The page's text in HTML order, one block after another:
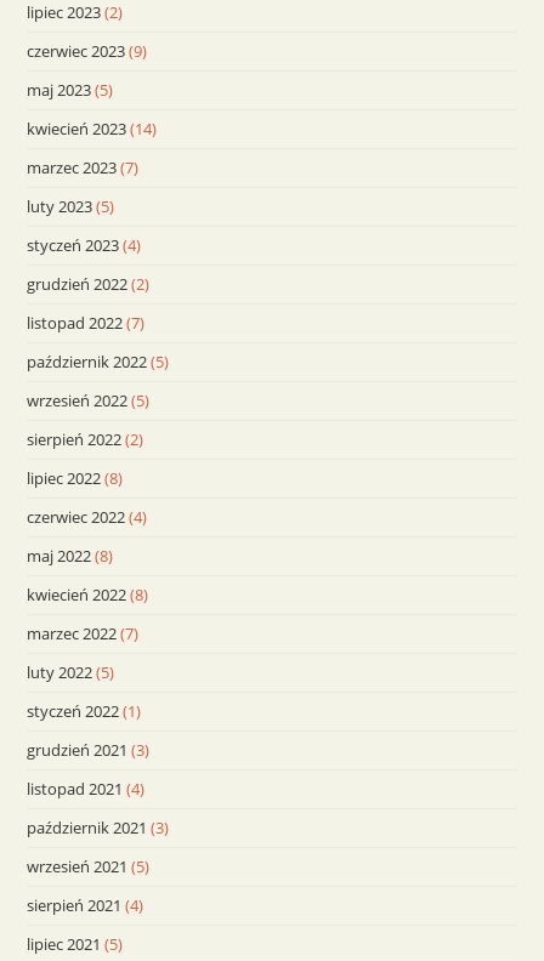
lipiec 2023(2)
czerwiec 2023(9)
maj 2023(5)
kwiecień 2023(14)
marzec 2023(7)
luty 2023(5)
styczeń 2023(4)
grudzień 2022(2)
listopad 2022(7)
październik 2022(5)
wrzesień 2022(5)
sierpień 2022(2)
lipiec 2022(8)
czerwiec 2022(4)
maj 2022(8)
kwiecień 2022(8)
marzec 2022(7)
luty 2022(5)
styczeń 2022(1)
grudzień 2021 (3)
listopad 2021 (4)
październik 2021 (3)
wrzesień 2021 (5)
sierpień 2021 (4)
lipiec 2021 (5)